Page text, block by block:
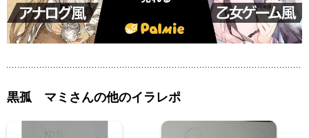
黒孤 マミさんの他のイラレポ